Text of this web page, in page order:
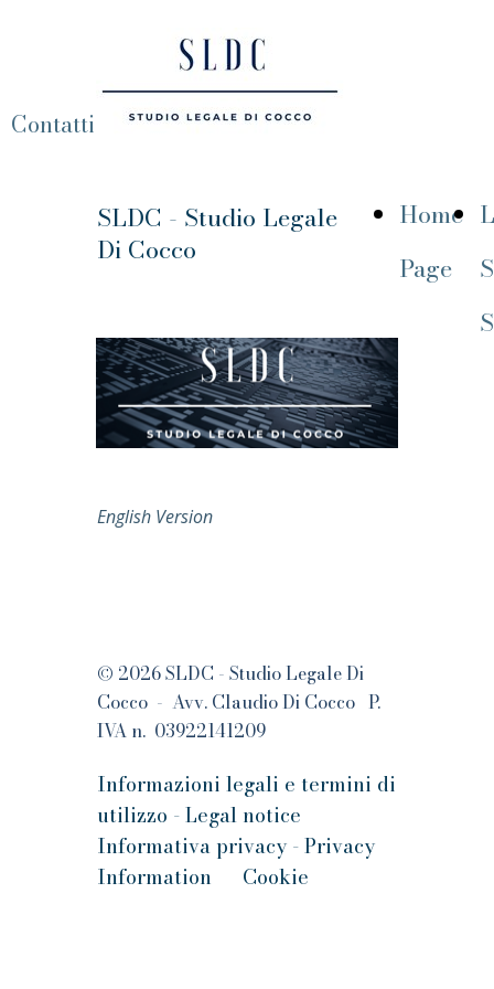
Contatti
SLDC - Studio Legale
Di Cocco
Home
Page
English Version
© 2026 SLDC - Studio Legale Di
Cocco - Avv. Claudio Di Cocco P.
IVA n. 03922141209
Informazioni legali e termini di
utilizzo - Legal notice
Informativa privacy - Privacy
Information
Cookie